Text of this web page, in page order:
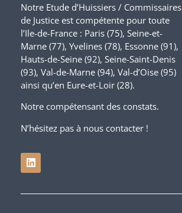
Notre Etude d’Huissiers / Commissaires
de Justice est compétente pour toute
l’Ile-de-France : Paris (75), Seine-et-
Marne (77), Yvelines (78), Essonne (91),
Hauts-de-Seine (92), Seine-Saint-Denis
(93), Val-de-Marne (94), Val-d’Oise (95)
ainsi qu’en Eure-et-Loir (28).
Notre compétensant des constats.
N’hésitez pas à nous contacter !